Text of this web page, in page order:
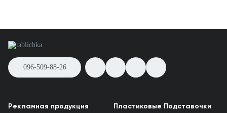
096-509-88-26
Рекламная продукция Пластиковые Подставочки